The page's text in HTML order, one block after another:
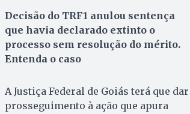
Decisão do TRF1 anulou sentença
que havia declarado extinto o
processo sem resolução do mérito.
Entenda o caso
A Justiça Federal de Goiás terá que dar
prosseguimento à ação que apura